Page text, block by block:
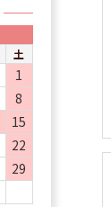
土
1
8
15
22
29